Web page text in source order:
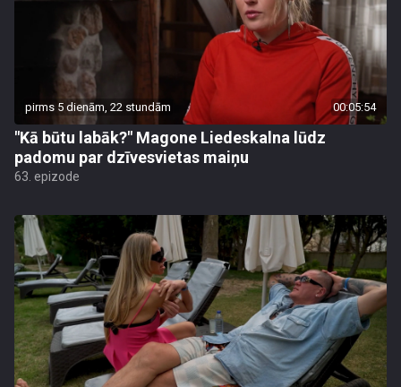
pirms 5 dienām, 22 stundām 00:05:54
"Kā būtu labāk?" Magone Liedeskalna lūdz
padomu par dzīvesvietas maiņu
63. epizode